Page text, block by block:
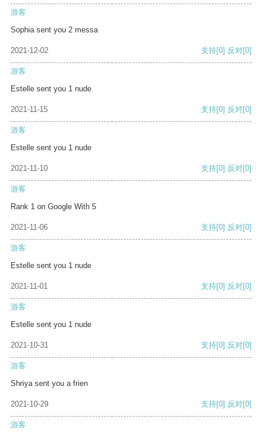
游客
Sophia sent you 2 messa
2021-12-02 支持[0] 反对[0]
游客
Estelle sent you 1 nude
2021-11-15 支持[0] 反对[0]
游客
Estelle sent you 1 nude
2021-11-10 支持[0] 反对[0]
游客
Rank 1 on Google With 5
2021-11-06 支持[0] 反对[0]
游客
Estelle sent you 1 nude
2021-11-01 支持[0] 反对[0]
游客
Estelle sent you 1 nude
2021-10-31 支持[0] 反对[0]
游客
Shriya sent you a frien
2021-10-29 支持[0] 反对[0]
游客